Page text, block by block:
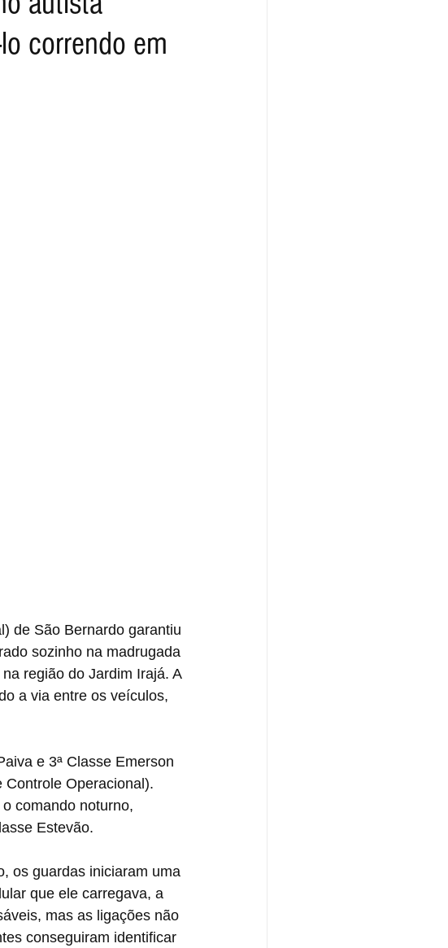
correndo em
de São Bernardo garantiu
sozinho na madrugada
região do Jardim Irajá. A
a via entre os veículos,
e 3ª Classe Emerson
Operacional).
comando noturno,
Estevão.
os guardas iniciaram uma
que ele carregava, a
mas as ligações não
conseguiram identificar